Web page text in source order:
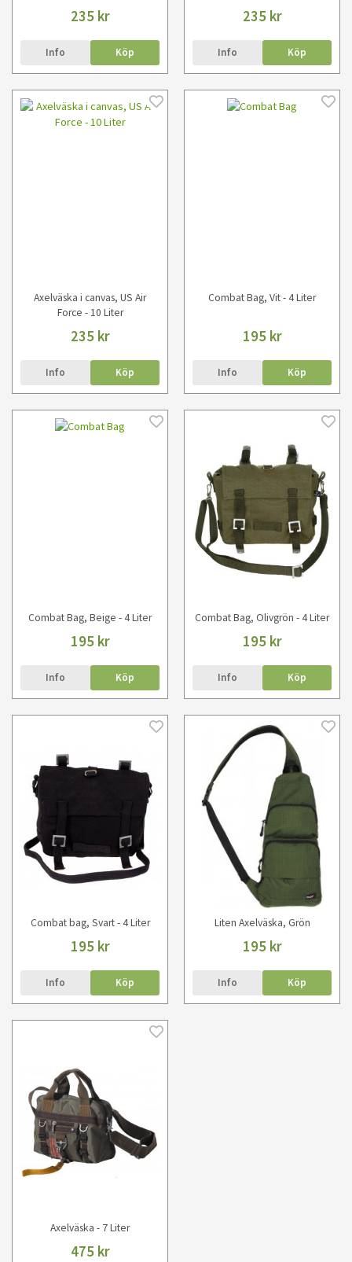
235 kr
Info Köp
235 kr
Info Köp
Axelväska i canvas, US Air
Force - 10 Liter
235 kr
Info Köp
Combat Bag, Vit - 4 Liter
195 kr
Info Köp
Combat Bag, Beige - 4 Liter
195 kr
Info Köp
Combat Bag, Olivgrön - 4 Liter
195 kr
Info Köp
Combat bag, Svart - 4 Liter
195 kr
Info Köp
Liten Axelväska, Grön
195 kr
Info Köp
Axelväska - 7 Liter
475 kr